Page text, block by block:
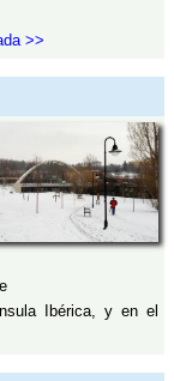
>>
Ibérica, y en el